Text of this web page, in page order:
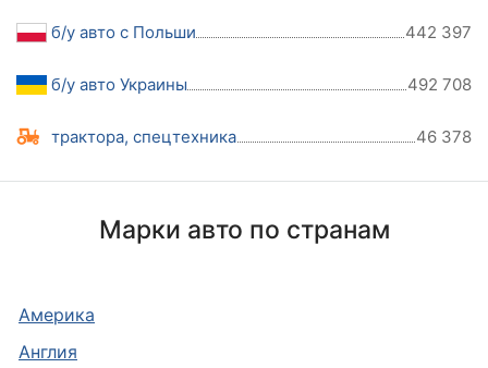
б/у авто с Польши 442 397
б/у авто Украины 492 708
трактора, спецтехника 46 378
Марки авто по странам
Америка
Англия